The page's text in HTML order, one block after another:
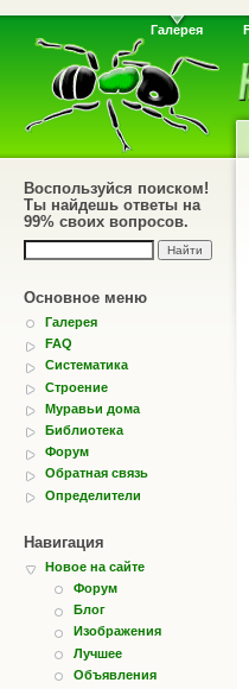
Галерея
Воспользуйся поиском!
Ты найдешь ответы на
99% своих вопросов.
Основное меню
Галерея
FAQ
Систематика
Строение
Муравьи дома
Библиотека
Форум
Обратная связь
Определители
Навигация
Новое на сайте
Форум
Блог
Изображения
Лучшее
Объявления